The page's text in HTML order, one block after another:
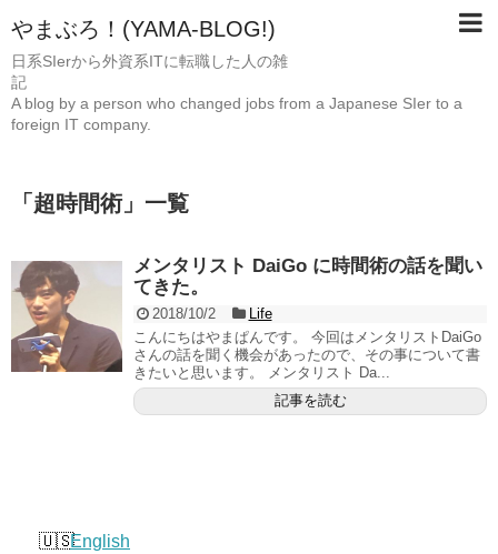
やまぶろ！(YAMA-BLOG!)
日系SIerから外資系ITに転職した人の雑
A blog by a person who changed jobs from a Japanese SIer to a
foreign IT company.
「 超時間術」 一覧
メンタリスト DaiGo に時間術の話を聞い
てきた。
2018/10/2
Life
こんにちはやまぱんです。 今回はメンタリストDaiGo
さんの話を聞く機会があったので、その事について書
きたいと思います。 メンタリスト Da...
記事を読む
English